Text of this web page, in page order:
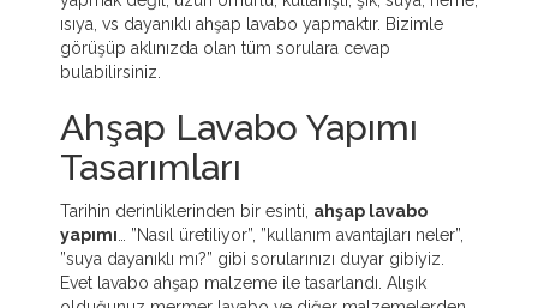
ısıya, vs dayanıklı ahşap lavabo yapmaktır. Bizimle
görüşüp aklınızda olan tüm sorulara cevap
bulabilirsiniz.
Ahşap Lavabo Yapımı
Tasarımları
Tarihin derinliklerinden bir esinti, ahşap lavabo
yapımı … ”Nasıl üretiliyor”, ”kullanım avantajları neler”,
”suya dayanıklı mı?” gibi sorularınızı duyar gibiyiz.
Evet lavabo ahşap malzeme ile tasarlandı. Alışık